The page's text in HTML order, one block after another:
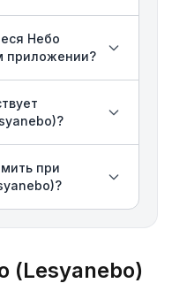
Небо
приложении?
при
(Lesyanebo)